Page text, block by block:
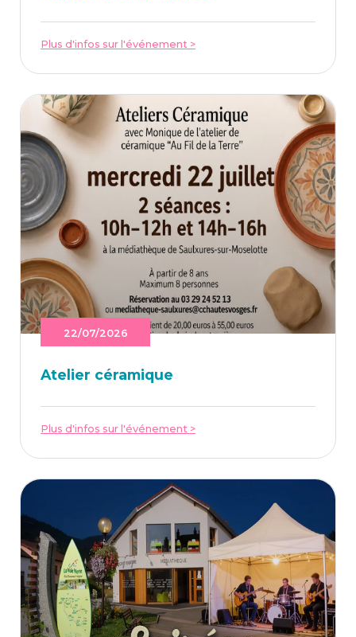
Plus d'infos sur l'événement >
22/07/2026
Ate­lier céramique
Plus d'infos sur l'événement >